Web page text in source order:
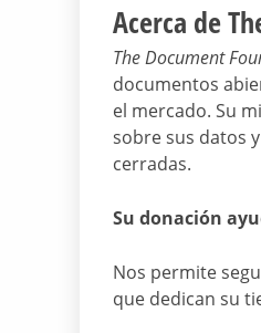
Acerca de
The Document
documentos
el mercado. Su
sobre sus datos
cerradas.
Su donación
Nos permite
que dedican su